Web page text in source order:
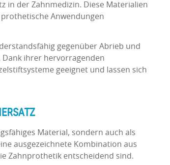
in der Zahnmedizin. Diese Materialien
Anwendungen
gegenüber Abrieb und
Dank ihrer hervorragenden
geeignet und lassen sich
Material, sondern auch als
ausgezeichnete Kombination aus
Zahnprothetik entscheidend sind.